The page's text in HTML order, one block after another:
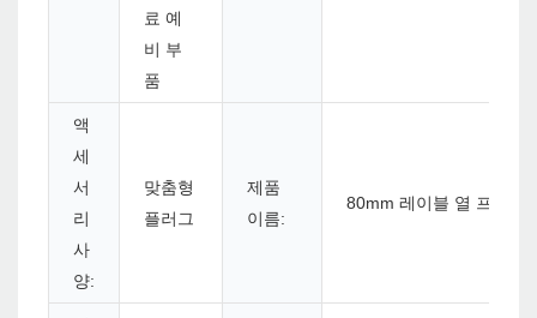
료 예
비 부
품
액
세
서
리
사
양:
맞춤형
플러그
제품
이름:
80mm 레이블 열 프린터